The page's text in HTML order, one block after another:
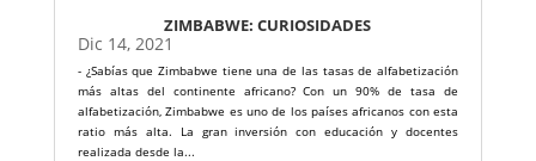
ZIMBABWE: CURIOSIDADES
Dic 14, 2021
- ¿Sabías que Zimbabwe tiene una de las tasas de alfabetización
más altas del continente africano? Con un 90% de tasa de
alfabetización, Zimbabwe es uno de los países africanos con esta
ratio más alta. La gran inversión con educación y docentes
realizada desde la...